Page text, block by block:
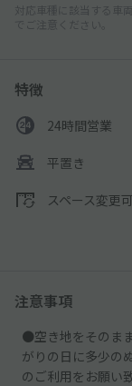
対応車種に該当する車
でご注意ください。
特徴
24時間営業
平置き
スペース変更
注意事項
●空き地をそのま
がりの日に多少の
のご利用をお願い